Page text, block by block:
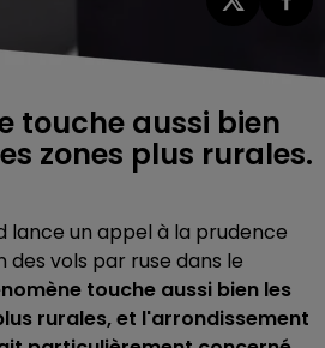
touche aussi bien
zones plus rurales.
lance un appel à la prudence
vols par ruse dans le
touche aussi bien les
rurales, et l'arrondissement